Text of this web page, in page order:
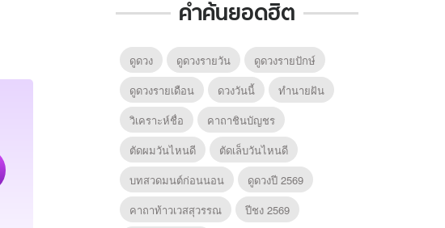
คำค้นยอดฮิต
ดูดวง ดูดวงรายวัน
ดูดวงรายปักษ์
ดูดวงรายเดือน
ดวงวันนี้
ทํานายฝัน
วิเคราะห์ชื่อ
คาถาชินบัญชร
ตัดผมวันไหนดี
ตัดเล็บวันไหนดี
บทสวดมนต์ก่อนนอน
ดูดวงปี 2569
คาถาท้าวเวสสุวรรณ
ปีชง 2569